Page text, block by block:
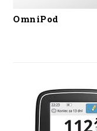
OmniPod